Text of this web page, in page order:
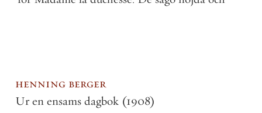
henning berger
Ur en ensams dagbok (1908)